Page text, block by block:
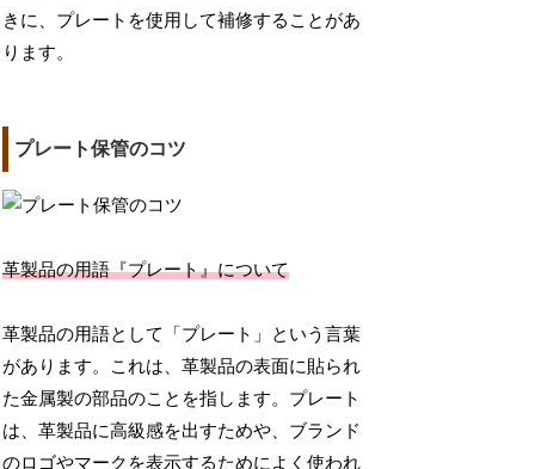
きに、プレートを使用して補修することがあ
ります。
プレート保管のコツ
革製品の用語『プレート』について
革製品の用語として「プレート」という言葉
があります。これは、革製品の表面に貼られ
た金属製の部品のことを指します。プレート
は、革製品に高級感を出すためや、ブランド
のロゴやマークを表示するためによく使われ